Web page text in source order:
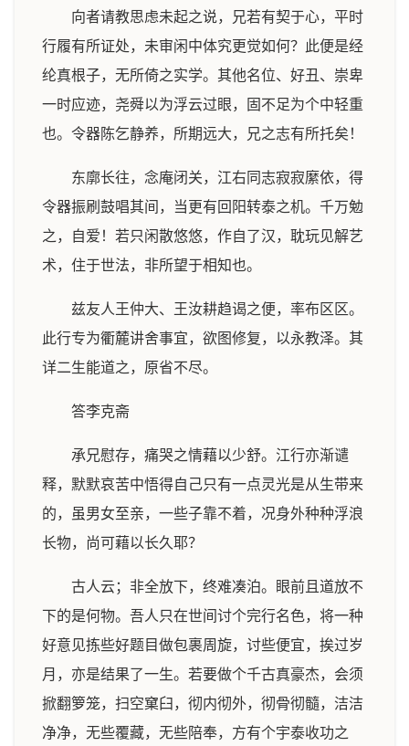
向者请教思虑未起之说，兄若有契于心，平时
行履有所证处，未审闲中体究更觉如何？此便是经
纶真根子，无所倚之实学。其他名位、好丑、崇卑
一时应迹，尧舜以为浮云过眼，固不足为个中轻重
也。令器陈乞静养，所期远大，兄之志有所托矣！
东廓长往，念庵闭关，江右同志寂寂縻依，得
令器振刷鼓唱其间，当更有回阳转泰之机。千万勉
之，自爱！若只闲散悠悠，作自了汉，耽玩见解艺
术，住于世法，非所望于相知也。
兹友人王仲大、王汝耕趋谒之便，率布区区。
此行专为衢麓讲舍事宜，欲图修复，以永教泽。其
详二生能道之，原省不尽。
答李克斋
承兄慰存，痛哭之情藉以少舒。江行亦渐谴
释，默默哀苦中悟得自己只有一点灵光是从生带来
的，虽男女至亲，一些子靠不着，况身外种种浮浪
长物，尚可藉以长久耶？
古人云；非全放下，终难凑泊。眼前且道放不
下的是何物。吾人只在世间讨个完行名色，将一种
好意见拣些好题目做包裹周旋，讨些便宜，挨过岁
月，亦是结果了一生。若要做个千古真豪杰，会须
掀翻箩笼，扫空窠臼，彻内彻外，彻骨彻髓，洁洁
净净，无些覆藏，无些陪奉，方有个宇泰收功之